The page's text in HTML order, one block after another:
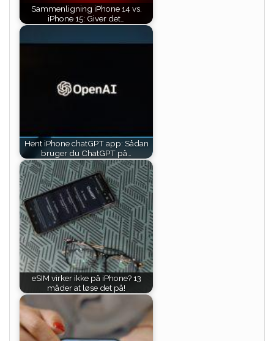
Sammenligning iPhone 14 vs.
iPhone 15: Giver det…
Hent iPhone chatGPT app: Sådan
bruger du ChatGPT på…
eSIM virker ikke på iPhone? 13
måder at løse det på!